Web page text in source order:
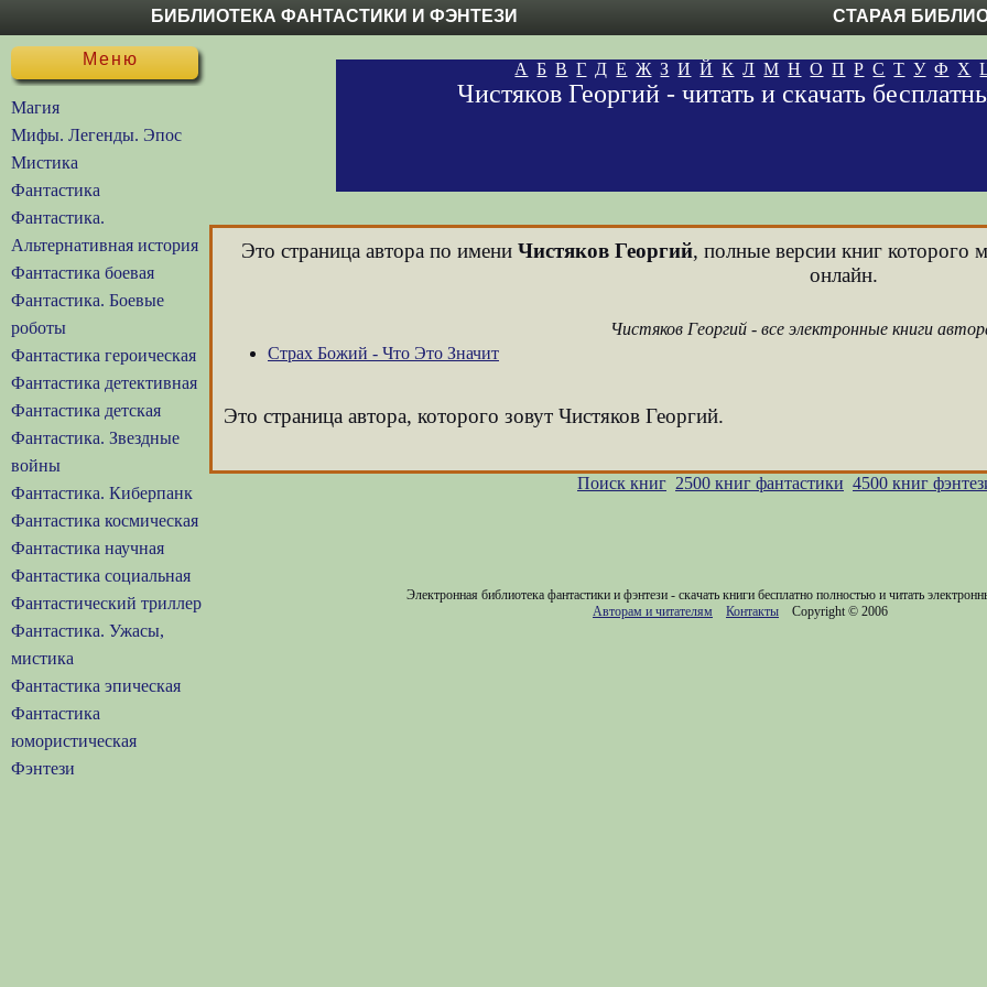
БИБЛИОТЕКА ФАНТАСТИКИ И ФЭНТЕЗИ СТАРАЯ
Меню
Магия
Мифы. Легенды. Эпос
Мистика
Фантастика
Фантастика.
Альтернативная история
Фантастика боевая
Фантастика. Боевые
роботы
Фантастика героическая
Фантастика детективная
Фантастика детская
Фантастика. Звездные
войны
Фантастика. Киберпанк
Фантастика космическая
Фантастика научная
Фантастика социальная
Фантастический триллер
Фантастика. Ужасы,
мистика
Фантастика эпическая
Фантастика
юмористическая
Фэнтези
А Б В Г Д Е Ж З И Й К Л М Н О П Р С Т У Ф Х
Чистяков Георгий - читать и скачать
Это страница автора по имени Чистяков Георгий, полные версии книг которого
онлайн.
Чистяков Георгий - все электронные книги
Страх Божий - Что Это Значит
Это страница автора, которого зовут Чистяков Георгий.
Поиск книг 2500 книг фантастики 4500 книг
Электронная библиотека фантастики и фэнтези - скачать книги бесплатно полностью и читать
Авторам и читателям
Контакты Copyright © 2006